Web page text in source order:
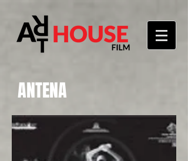
ANTENA